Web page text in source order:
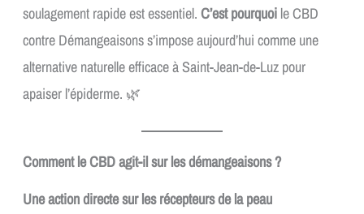
soulagement rapide est essentiel.C’est pourquoi le CBD
contre Démangeaisons s’impose aujourd’hui comme une
alternative naturelle efficace à Saint-Jean-de-Luz pour
apaiser l’épiderme. 🌿
Comment le CBD agit-il sur les démangeaisons ?
Une action directe sur les récepteurs de la peau